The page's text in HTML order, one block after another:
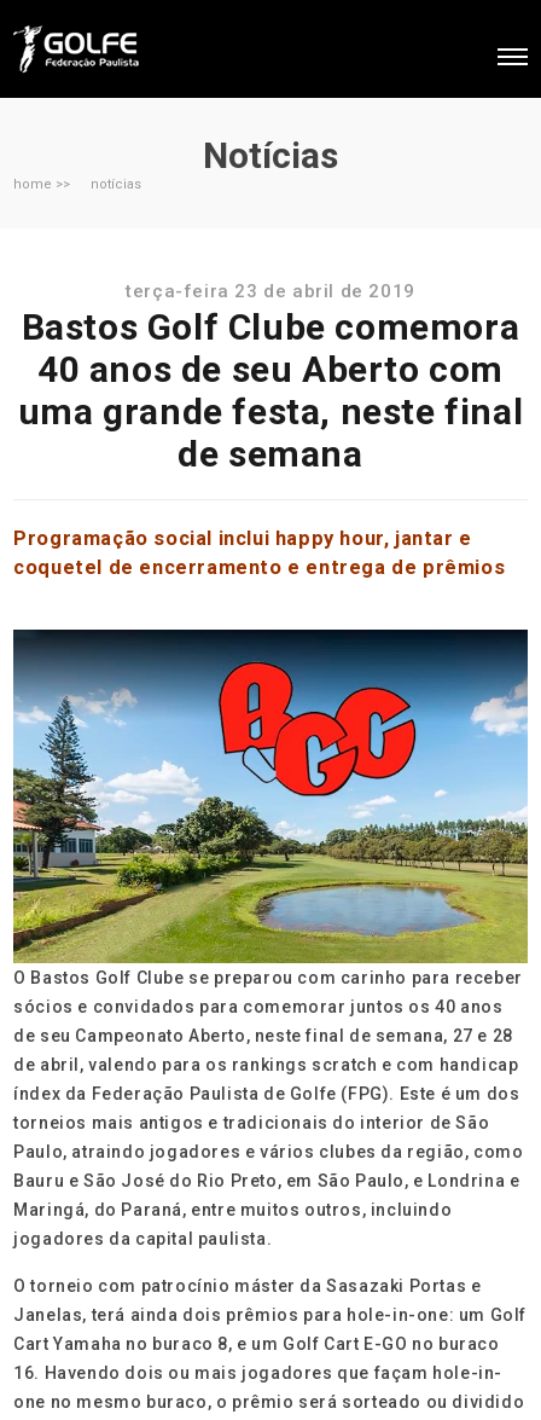
Notícias
home >> notícias
terça-feira 23 de abril de 2019
Bastos Golf Clube comemora
40 anos de seu Aberto com
uma grande festa, neste final
de semana
Programação social inclui happy hour, jantar e
coquetel de encerramento e entrega de prêmios
O Bastos Golf Clube se preparou com carinho para receber
sócios e convidados para comemorar juntos os 40 anos
de seu Campeonato Aberto, neste final de semana, 27 e 28
de abril, valendo para os rankings scratch e com handicap
índex da Federação Paulista de Golfe (FPG). Este é um dos
torneios mais antigos e tradicionais do interior de São
Paulo, atraindo jogadores e vários clubes da região, como
Bauru e São José do Rio Preto, em São Paulo, e Londrina e
Maringá, do Paraná, entre muitos outros, incluindo
jogadores da capital paulista.
O torneio com patrocínio máster da Sasazaki Portas e
Janelas, terá ainda dois prêmios para hole-in-one: um Golf
Cart Yamaha no buraco 8, e um Golf Cart E-GO no buraco
16. Havendo dois ou mais jogadores que façam hole-in-
one no mesmo buraco, o prêmio será sorteado ou dividido